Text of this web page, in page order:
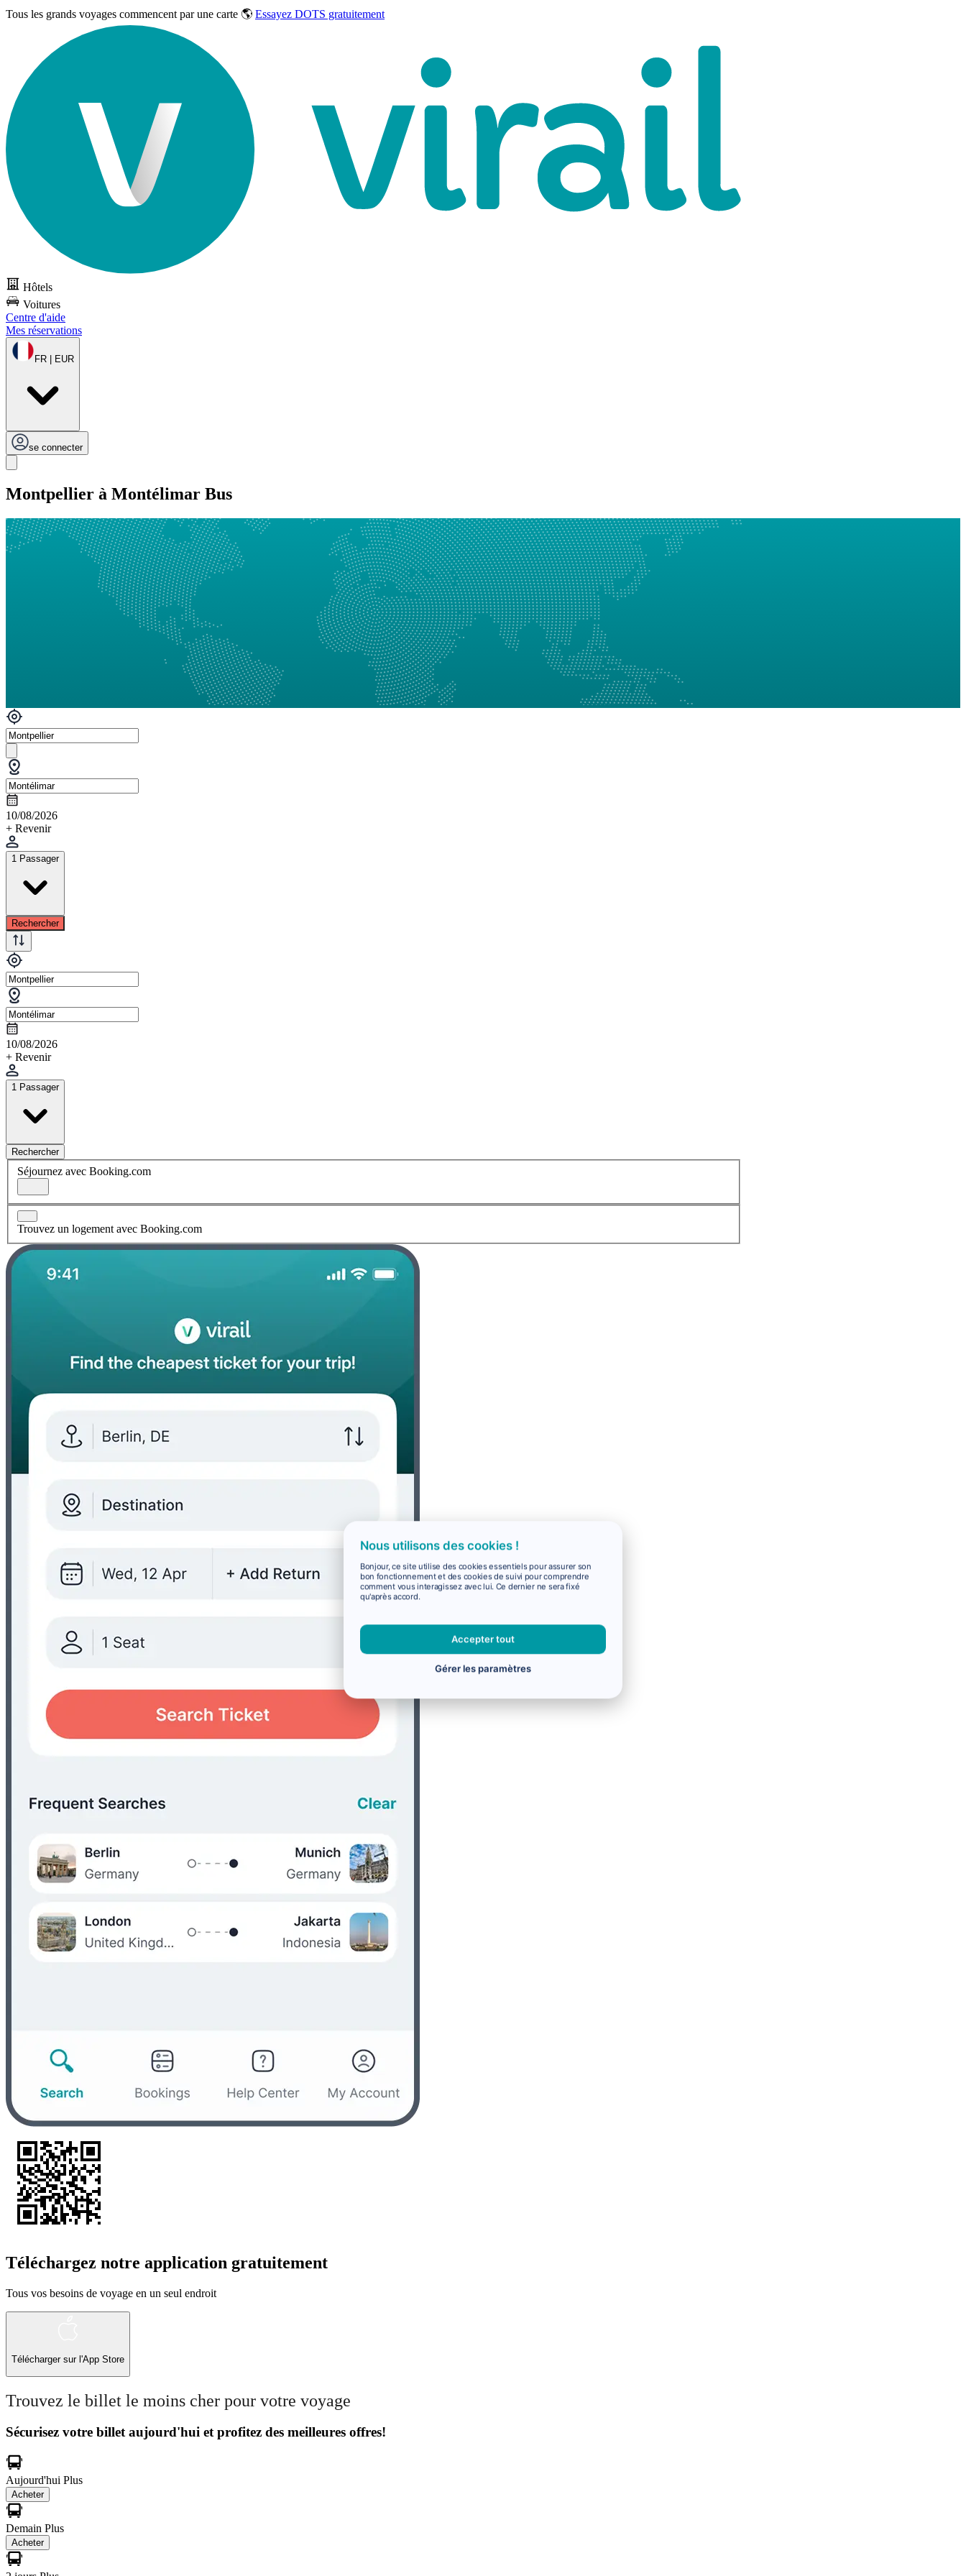
Tous les grands voyages commencent par une carte 🌎 Essayez DOTS gratuitement
Hôtels
Voitures
Centre d'aide
Mes réservations
FR | EUR
se connecter
Montpellier à Montélimar Bus
10/08/2026
+ Revenir
1 Passager
Rechercher
10/08/2026
+ Revenir
1 Passager
Rechercher
Séjournez avec Booking.com
Trouvez un logement avec Booking.com
Téléchargez notre application gratuitement
Tous vos besoins de voyage en un seul endroit
Télécharger sur l'App Store
Trouvez le billet le moins cher pour votre voyage
Sécurisez votre billet aujourd'hui et profitez des meilleures offres!
Aujourd'hui Plus
Acheter
Demain Plus
Acheter
Nous utilisons des cookies !
Bonjour, ce site utilise des cookies essentiels pour assurer son
bon fonctionnement et des cookies de suivi pour comprendre
comment vous interagissez avec lui. Ce dernier ne sera fixé
qu'après accord.
Accepter tout
Gérer les paramètres